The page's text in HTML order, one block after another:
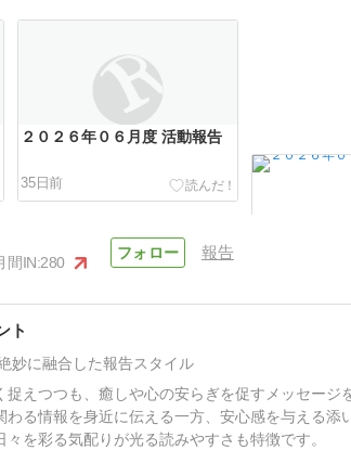
２０２６年０６月度 活動報告
35日前
間IN:280
報告
ト
妙に融合した報告スタイル
えつつも、癒しや心の安らぎを促すメッセー
わる情報を身近に伝える一方、安心感を与える
を彩る気配りが光る読みやすさも特徴です。